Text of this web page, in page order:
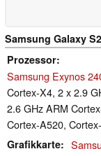
Samsung Galaxy
Prozessor
Samsung Exynos
Cortex-X4, 2 x 2.9
2.6 GHz ARM
Cortex-A520,
Grafikkarte